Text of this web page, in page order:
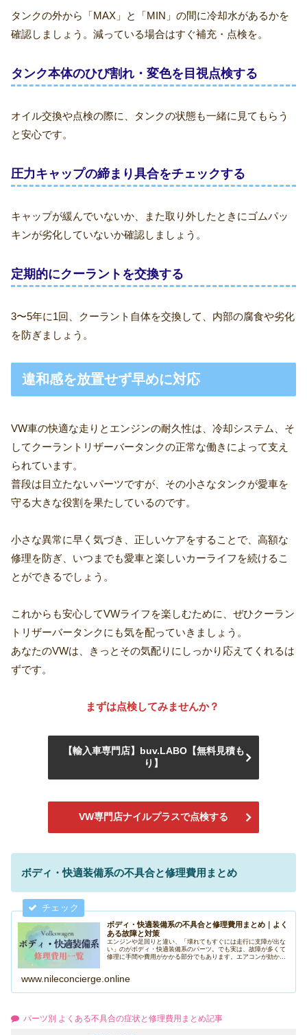
タンクの外から「MAX」と「MIN」の間に冷却水があるかを
確認しましょう。減っている場合はすぐ補充・点検を。
タンク本体のひび割れ・変色を目視点検する
オイル交換や点検の際に、タンクの状態も一緒に見てもらう
と安心です。
圧力キャップの締まり具合をチェックする
キャップが緩んでいないか、また取り外したときにゴムパッ
キンが劣化していないか確認しましょう。
定期的にクーラントを交換する
3〜5年に1回、クーラント自体を交換して、内部の腐食や劣化
を防ぎましょう。
違和感を放置せず早めに対応
VW車の快適な走りとエンジンの耐久性は、冷却システム、そ
してクーラントリザーバータンクの正常な働きによって支え
られています。
普段は目立たないパーツですが、その小さなタンクが愛車を
守る大きな役割を果たしているのです。
小さな異常に早く気づき、正しいケアをすることで、高額な
修理を防ぎ、いつまでも愛車と楽しいカーライフを続けるこ
とができるでしょう。
これからも安心してVWライフを楽しむために、ぜひクーラン
トリザーバータンクにも気を配っていきましょう。
あなたのVWは、きっとその気配りにしっかり応えてくれるは
ずです。
まずは点検してみませんか？
【輸入車専門店】buv.LABO【無料見積も
り】
VW専門店ナイルプラスで点検する
ボディ・快適装備系の不具合と修理費用まとめ
ボディ・快適装備系の不具合と修理費用まとめ｜よく
ある故障と対策
エンジンや足回りと違い、「壊れてもすぐには走行に支障が出な
い」のがボディ・快適装備系のパーツ。でも実は、故障が多くて
修理に手間や費用がかかる部分でもあります。エアコンが効かな
www.nileconcierge.online
パーツ別 よくある不具合の症状と修理費用まとめ記事